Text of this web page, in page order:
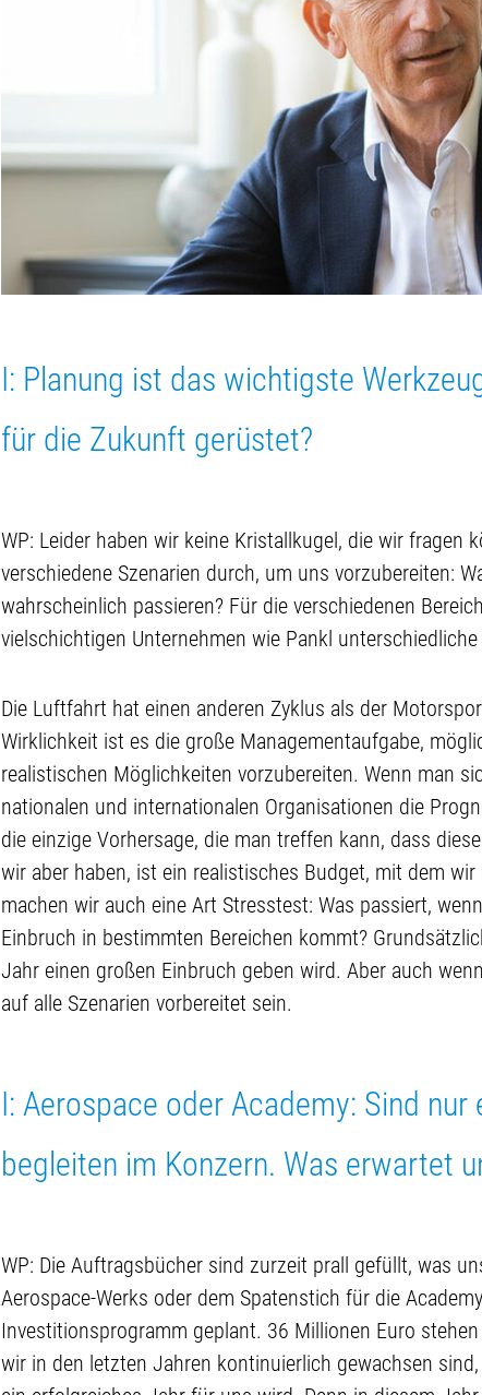
I: Planung ist das wichtigste
für die Zukunft gerüstet?
WP: Leider haben wir keine Kristallkugel, die wir fragen
verschiedene Szenarien durch, um uns vorzubereiten:
wahrscheinlich passieren? Für die verschiedenen
vielschichtigen Unternehmen wie Pankl unterschiedliche
Die Luftfahrt hat einen anderen Zyklus als der
Wirklichkeit ist es die große Managementaufgabe,
realistischen Möglichkeiten vorzubereiten. Wenn man
nationalen und internationalen Organisationen die
die einzige Vorhersage, die man treffen kann, dass
wir aber haben, ist ein realistisches Budget, mit dem
machen wir auch eine Art Stresstest: Was passiert,
Einbruch in bestimmten Bereichen kommt?
Jahr einen großen Einbruch geben wird. Aber auch
auf alle Szenarien vorbereitet sein.
I: Aerospace oder Academy: Sind
begleiten im Konzern. Was erwartet
WP: Die Auftragsbücher sind zurzeit prall gefüllt, was
Aerospace-Werks oder dem Spatenstich für die
Investitionsprogramm geplant. 36 Millionen Euro
wir in den letzten Jahren kontinuierlich gewachsen